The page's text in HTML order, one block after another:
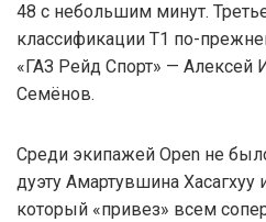
48 с небольшим минут.
классификации Т1 по-
«ГАЗ Рейд Спорт» — Алексей
Семёнов.
Среди экипажей Open не
дуэту Амартувшина Хасагхуу
который «привез» всем